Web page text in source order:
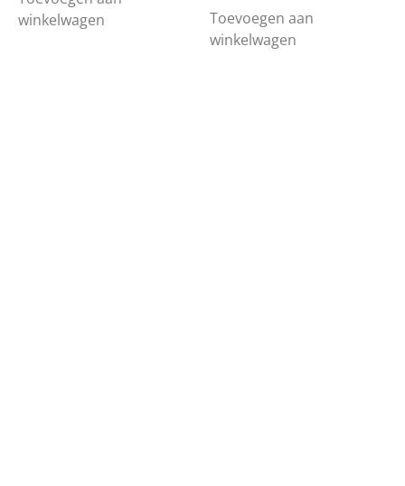
winkelwagen
Toevoegen aan
winkelwagen